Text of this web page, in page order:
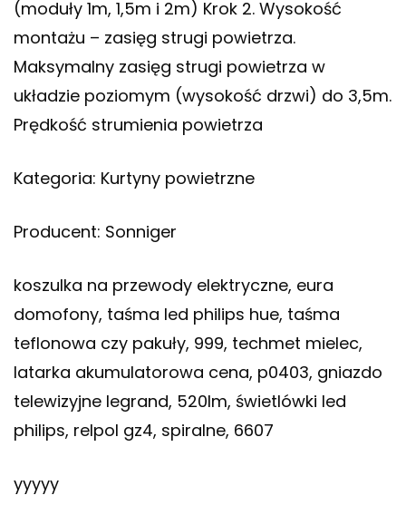
(moduły 1m, 1,5m i 2m) Krok 2. Wysokość
montażu – zasięg strugi powietrza.
Maksymalny zasięg strugi powietrza w
układzie poziomym (wysokość drzwi) do 3,5m.
Prędkość strumienia powietrza
Kategoria: Kurtyny powietrzne
Producent: Sonniger
koszulka na przewody elektryczne, eura
domofony, taśma led philips hue, taśma
teflonowa czy pakuły, 999, techmet mielec,
latarka akumulatorowa cena, p0403, gniazdo
telewizyjne legrand, 520lm, świetlówki led
philips, relpol gz4, spiralne, 6607
yyyyy